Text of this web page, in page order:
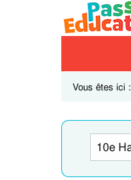
Vous êtes ici :